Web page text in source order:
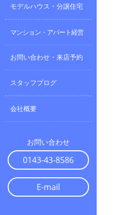
モデルハウス・分譲住宅
マンション・アパート経営
お問い合わせ・来店予約
スタッフブログ
会社概要
お問い合わせ
0143-43-8586
E-mail